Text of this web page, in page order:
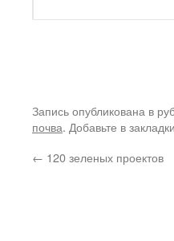
Запись опубликована в
почва. Добавьте в закладки
← 120 зеленых проектов